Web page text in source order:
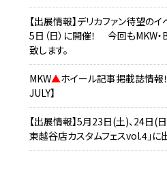
【出展情報】デリカファン待望の
5日（日）に開催！ 今回もMKW
致します。
MKW▲ホイール記事掲載誌情報
JULY】
【出展情報】5月23日(土)、24日(
東越谷店カスタムフェスvol.4」に